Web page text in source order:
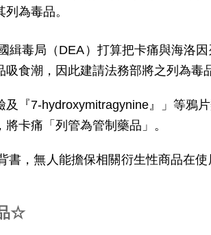
為毒品。
毒局（DEA）打算把卡痛與海洛
食潮，因此建請法務部將之列為毒
『7-hydroxymitragynine』」等鴉
卡痛「列管為管制藥品」。
，無人能擔保相關衍生性商品在
☆